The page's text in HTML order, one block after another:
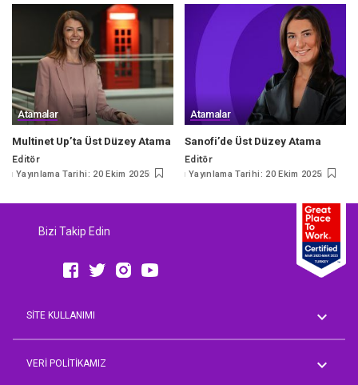
Atamalar
Multinet Up’ta Üst Düzey Atama
Posted
by
Editör
Yayınlama Tarihi: 20 Ekim 2025
Atamalar
Sanofi’de Üst Düzey Atama
Posted
by
Editör
Yayınlama Tarihi: 20 Ekim 2025
Bizi Takip Edin
SİTE KULLANIMI
AVM Rehberi
VERİ POLİTİKAMIZ